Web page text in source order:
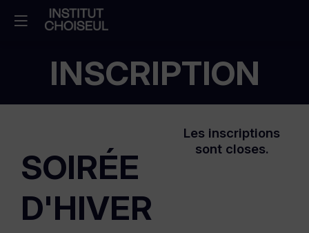
INSCRIPTION
SOIRÉE
D'HIVER
Les inscriptions
sont closes.